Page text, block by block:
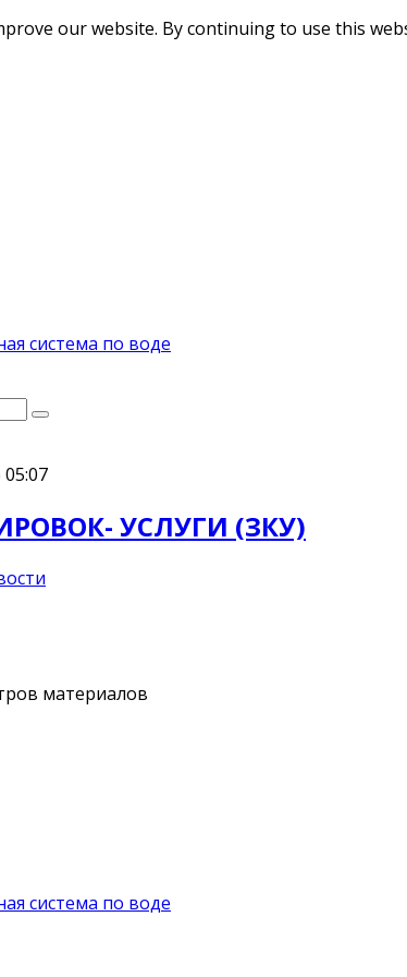
система по воде
УСЛУГИ (ЗКУ)
материалов
система по воде
our website. By continuing to use this